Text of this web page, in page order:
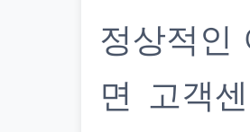
정상적인
면 고객